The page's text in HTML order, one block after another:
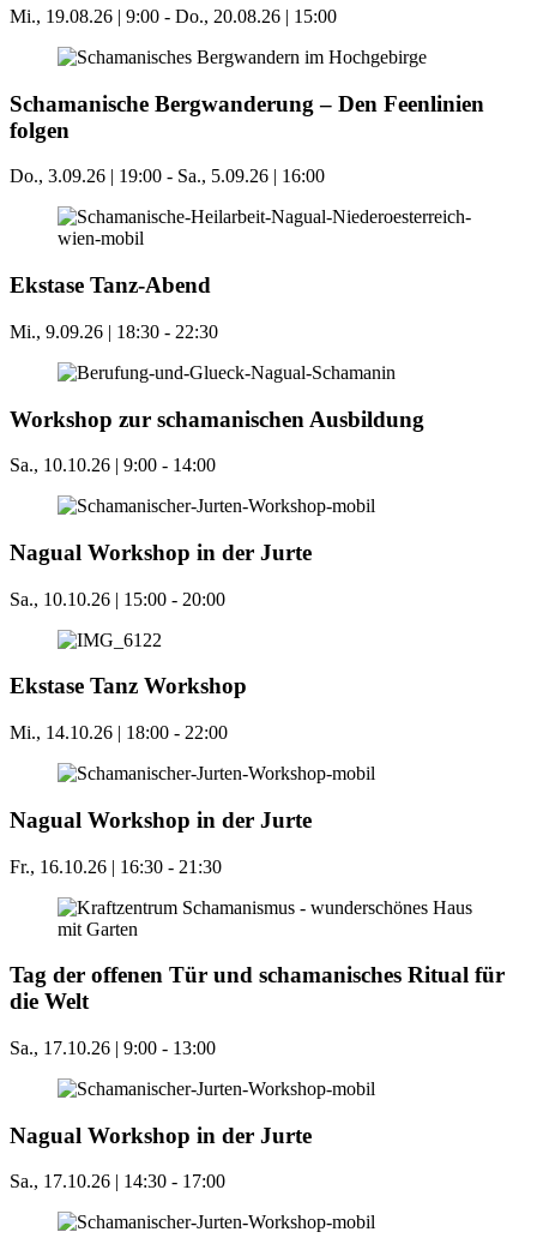
Mi., 19.08.26 | 9:00 - Do., 20.08.26 | 15:00
Schamanische Bergwanderung – Den Feenlinien
folgen
Do., 3.09.26 | 19:00 - Sa., 5.09.26 | 16:00
Ekstase Tanz-Abend
Mi., 9.09.26 | 18:30 - 22:30
Workshop zur schamanischen Ausbildung
Sa., 10.10.26 | 9:00 - 14:00
Nagual Workshop in der Jurte
Sa., 10.10.26 | 15:00 - 20:00
Ekstase Tanz Workshop
Mi., 14.10.26 | 18:00 - 22:00
Nagual Workshop in der Jurte
Fr., 16.10.26 | 16:30 - 21:30
Tag der offenen Tür und schamanisches Ritual für
die Welt
Sa., 17.10.26 | 9:00 - 13:00
Nagual Workshop in der Jurte
Sa., 17.10.26 | 14:30 - 17:00